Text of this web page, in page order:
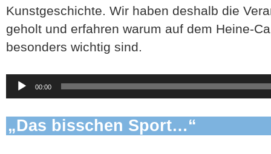
Kunstgeschichte. Wir haben deshalb die
geholt und erfahren warum auf dem Heine-
besonders wichtig sind.
Audio-
Player
00:00
„Das bisschen Sport…“